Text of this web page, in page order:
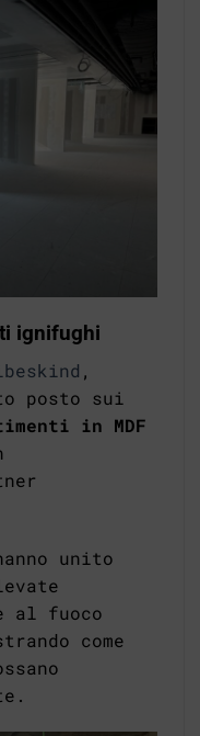
ignifughi
,
posto sui
in MDF
unito
al fuoco
come